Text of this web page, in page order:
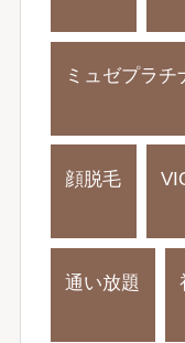
ミュゼプラチ
顔脱毛
通い放題